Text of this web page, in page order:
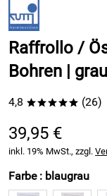
Raffrollo /
Bohren |
4,8 ***** (26)
39,95 €
inkl. 19% MwSt., zzgl.
Farbe : blaugrau